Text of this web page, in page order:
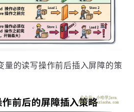
量的读写操作前后插入屏障的策